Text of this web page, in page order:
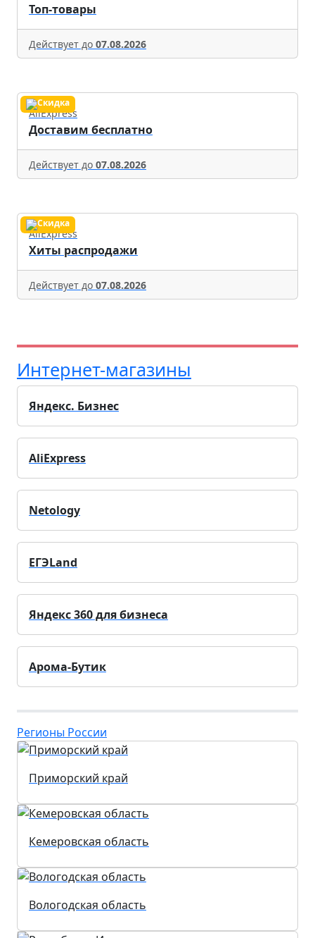
Топ-товары
Действует до 07.08.2026
AliExpress
Доставим бесплатно
Действует до 07.08.2026
AliExpress
Хиты распродажи
Действует до 07.08.2026
Интернет-магазины
Яндекс. Бизнес
AliExpress
Netology
ЕГЭLand
Яндекс 360 для бизнеса
Арома-Бутик
Регионы России
Приморский край
Кемеровская область
Вологодская область